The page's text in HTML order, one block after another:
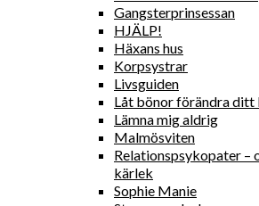
Gangsterprinsessan
HJÄLP!
Häxans hus
Korpsystrar
Livsguiden
Låt bönor förändra ditt
Lämna mig aldrig
Malmösviten
Relationspsykopater
kärlek
Sophie Manie